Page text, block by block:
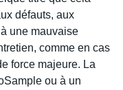
défauts, aux
une mauvaise
comme en cas
force majeure. La
ou à un